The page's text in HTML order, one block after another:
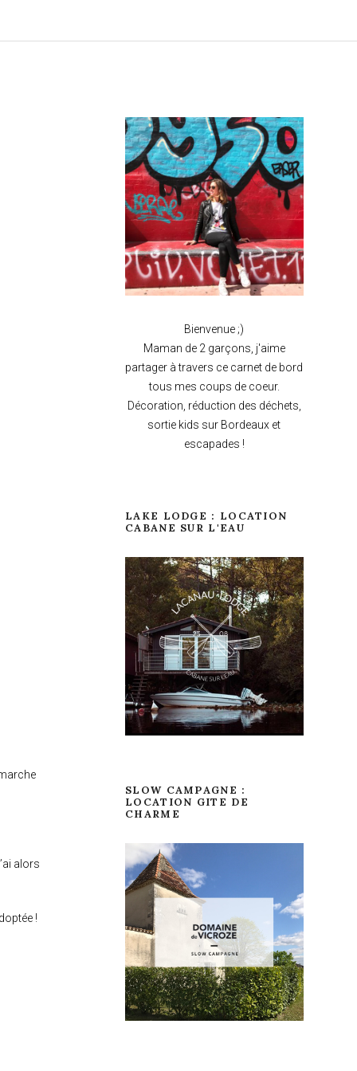
alors
!
Bienvenue ;)
Maman de 2 garçons, j'aime
partager à travers ce carnet de bord
tous mes coups de coeur.
Décoration, réduction des déchets,
sortie kids sur Bordeaux et
escapades !
LAKE LODGE : LOCATION
CABANE SUR L'EAU
SLOW CAMPAGNE :
LOCATION GITE DE
CHARME